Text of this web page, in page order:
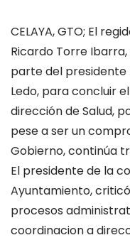
CELAYA, GTO; El
Ricardo Torre
parte del presidente
Ledo, para concluir
dirección de Salud,
pese a ser un
Gobierno, continúa
El presidente de la
Ayuntamiento,
procesos
coordinacion a